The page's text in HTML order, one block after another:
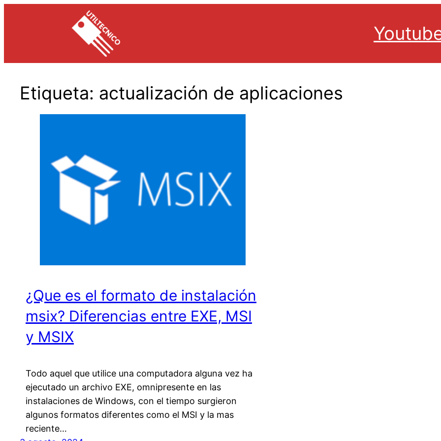
Etiqueta: actualización de aplicaciones
¿Que es el formato de instalación
msix? Diferencias entre EXE, MSI
y MSIX
Todo aquel que utilice una computadora alguna vez ha
ejecutado un archivo EXE, omnipresente en las
instalaciones de Windows, con el tiempo surgieron
algunos formatos diferentes como el MSI y la mas
reciente…